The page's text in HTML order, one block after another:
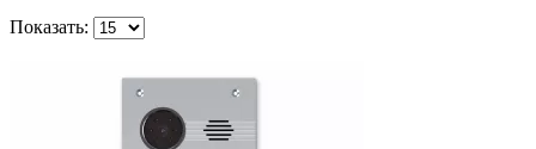
Показать: